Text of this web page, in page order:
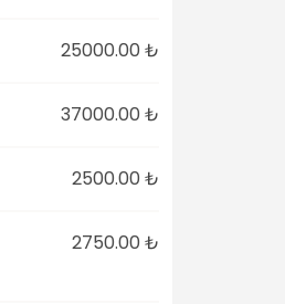
25000.00 ₺
37000.00 ₺
2500.00 ₺
2750.00 ₺